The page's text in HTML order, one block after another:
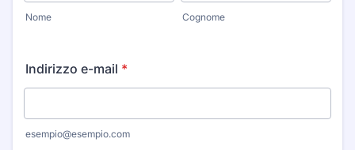
Nome Cognome
Indirizzo e-mail *
esempio@esempio.com